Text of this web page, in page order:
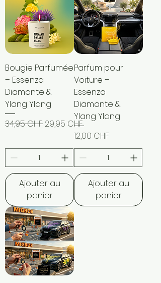
Bougie Parfumée
– Essenza
Diamante &
Ylang Ylang
Prix original
34,95 CHFPrix promotionnel
29,95 CHF
Ajouter au
panier
Parfum pour
Voiture –
Essenza
Diamante &
Ylang Ylang
Prix
12,00 CHF
Ajouter au
panier